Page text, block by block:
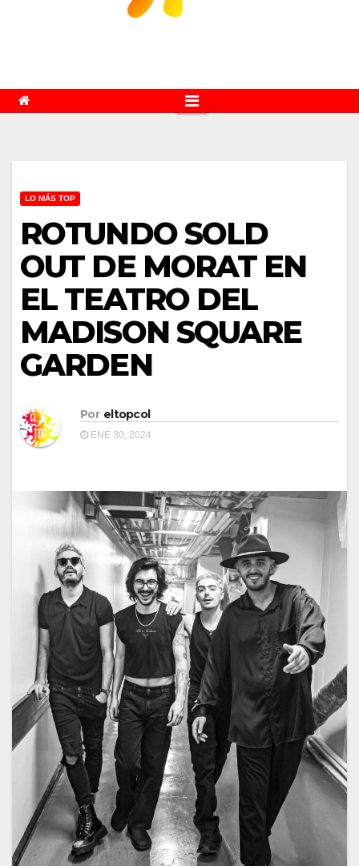
LO MÁS TOP
ROTUNDO SOLD
OUT DE MORAT EN
EL TEATRO DEL
MADISON SQUARE
GARDEN
Por eltopcol
ENE 30, 2024